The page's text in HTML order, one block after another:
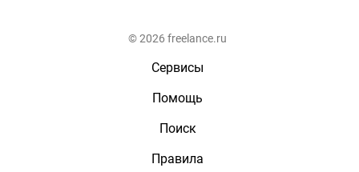
© 2026 freelance.ru
Сервисы
Помощь
Поиск
Правила